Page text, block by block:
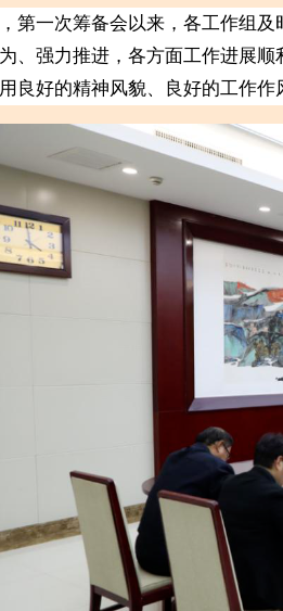
一次筹备会以来，各工作组及
、强力推进，各方面工作进展
良好的精神风貌、良好的工作